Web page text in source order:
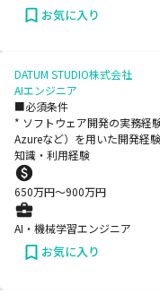
お気に入り
DATUM STUDIO株式会社
AIエンジニア
■必須条件
* ソフトウェア開発の実務経
Azureなど）を用いた開発経
知識・利用経験
650万円〜900万円
AI・機械学習エンジニア
お気に入り